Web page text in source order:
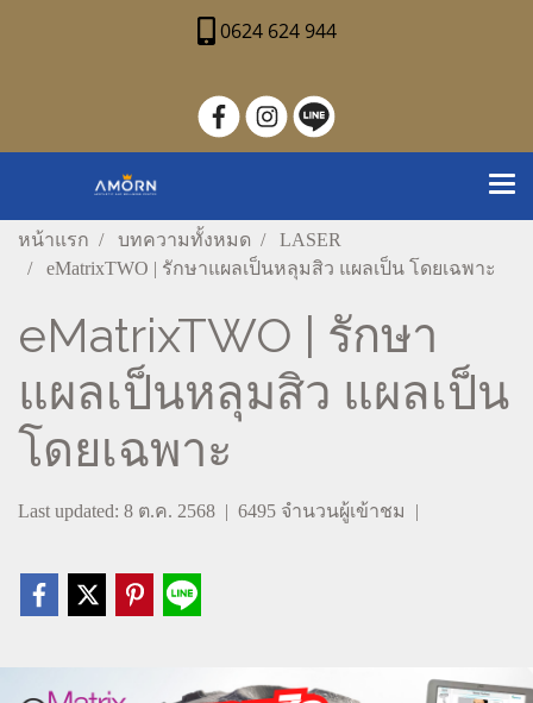
0624 624 944
หน้าแรก บทความทั้งหมด
LASER
eMatrixTWO | รักษาแผลเป็นหลุมสิว แผลเป็น โดยเฉพาะ
eMatrixTWO | รักษา
แผลเป็นหลุมสิว แผลเป็น
โดยเฉพาะ
Last updated: 8 ต.ค. 2568 | 6495 จำนวนผู้เข้าชม |